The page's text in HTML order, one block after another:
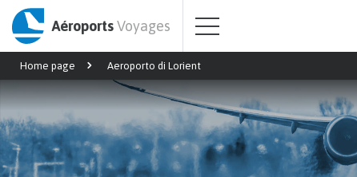
AéroportsVoyages
Home page Aeroporto di Lorient